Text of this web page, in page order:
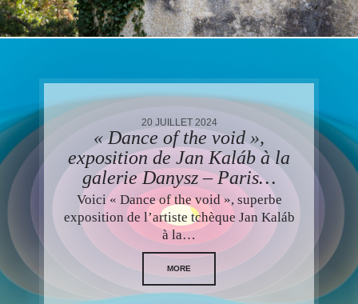
20 JUILLET 2024
« Dance of the void »,
exposition de Jan Kaláb à la
galerie Danysz – Paris…
Voici « Dance of the void », superbe
exposition de l’artiste tchèque Jan Kaláb
à la…
MORE